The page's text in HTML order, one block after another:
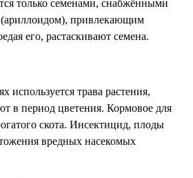
только семенами, снабжёнными
привлекающим
его, растаскивают семена.
используется трава растения,
в период цветения. Кормовое для
скота. Инсектицид, плоды
вредных насекомых